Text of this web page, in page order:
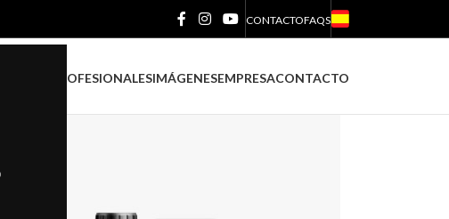
CONTACTOFAQS
PROFESIONALESIMÁGENESEMPRESACONTACTO